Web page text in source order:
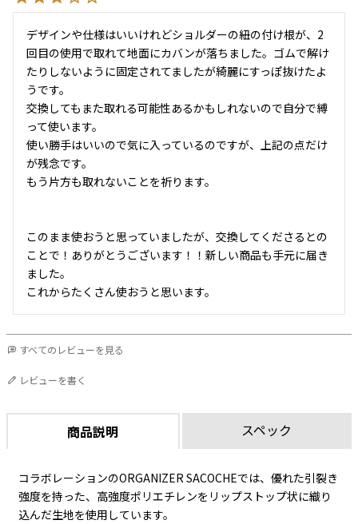
デザインや仕様はいいけれどショルダーの紐の付け根が、2
回目の使用で取れて地面にカバンが落ちました。ゴムで解け
たりしないように固定されてましたが綺麗にすっぽ抜けたよ
うです。
交換してもまた取れる可能性あるかもしれないので自分で縛
って使います。
使い勝手はいいので気に入っているのですが、上記の点だけ
が残念です。
もう片方も取れないことを祈ります。
このまま使おうと思っていましたが、交換してくださるとの
ことで！ありがとうございます！！新しい商品も手元に届き
ました。
これからたくさん使おうと思います。
すべてのレビューを見る
レビューを書く
商品説明
コラボレーションのORGANIZER SACOCHEでは、優れた引裂き
強度を持った、高強度ポリエチレンをリップストップ状に織り
込んだ生地を使用しています。
スペック